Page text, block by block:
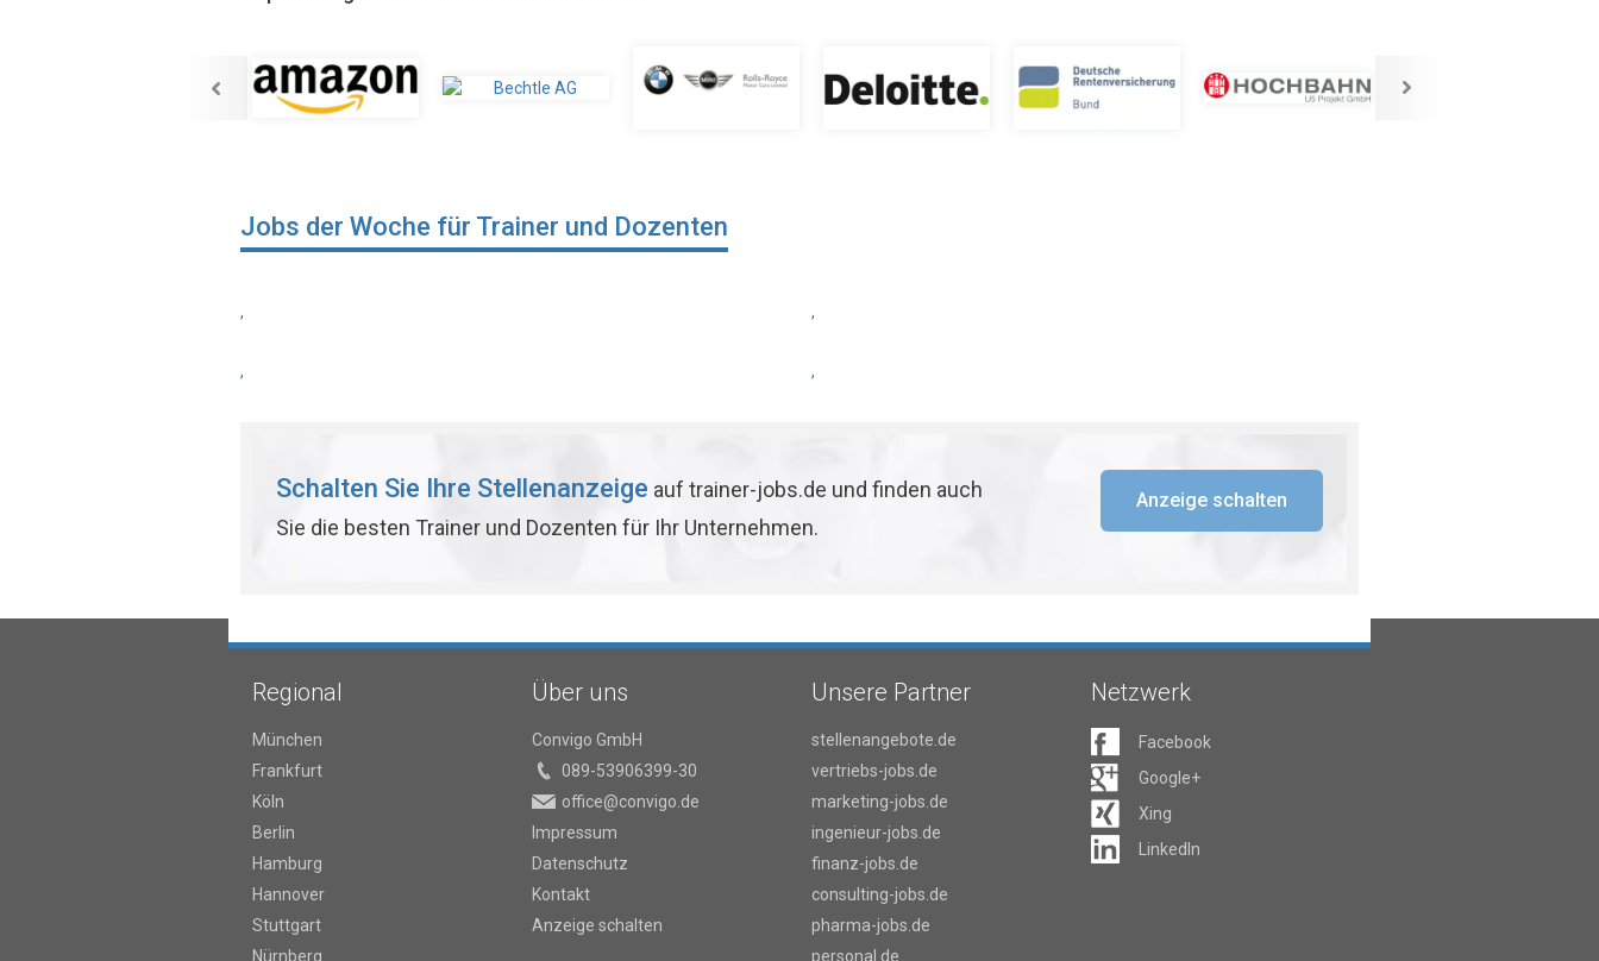
Jobs der Woche für Trainer und Dozenten
, ,
, ,
Schalten Sie Ihre Stellenanzeige auf trainer-jobs.de und finden auch
Sie die besten Trainer und Dozenten für Ihr Unternehmen.
Anzeige schalten
Regional
München
Frankfurt
Köln
Berlin
Hamburg
Hannover
Stuttgart
Nürnberg
Über uns
Convigo GmbH
089-53906399-30
office@convigo.de
Impressum
Datenschutz
Kontakt
Anzeige schalten
Unsere Partner
stellenangebote.de
vertriebs-jobs.de
marketing-jobs.de
ingenieur-jobs.de
finanz-jobs.de
consulting-jobs.de
pharma-jobs.de
personal.de
Netzwerk
Facebook
Google+
Xing
LinkedIn